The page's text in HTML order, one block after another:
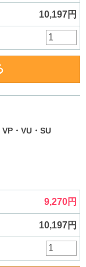
10,197円
・VU・SU
9,270円
10,197円